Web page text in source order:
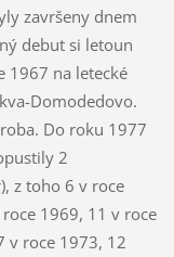
završeny dnem
debut si letoun
1967 na letecké
Domodedovo.
Do roku 1977
2
), z toho 6 v roce
1969, 11 v roce
v roce 1973, 12